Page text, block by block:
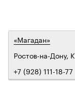
«Магадан»
Ростов-на-Дону,
+7 (928) 111-18-77